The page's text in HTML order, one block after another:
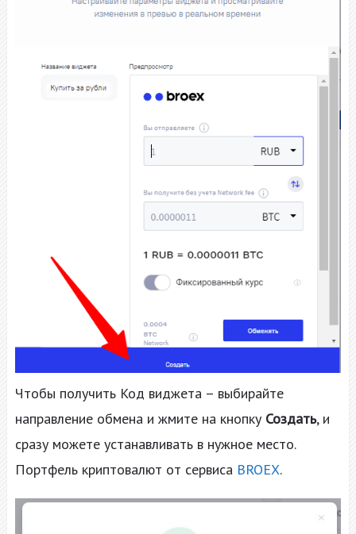
Чтобы получить Код виджета – выбирайте
направление обмена и жмите на кнопку Создать, и
сразу можете устанавливать в нужное место.
Портфель криптовалют от сервиса BROEX.